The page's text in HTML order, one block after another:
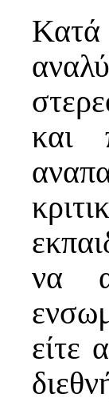
Κατά
και
να
είτε